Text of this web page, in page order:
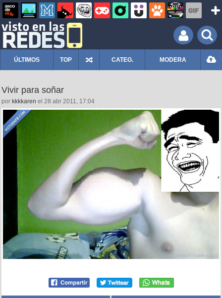
ÚLTIMOS TOP CATEG. MODERA
Vivir para soñar
por kkkkaren el 28 abr 2011, 17:04